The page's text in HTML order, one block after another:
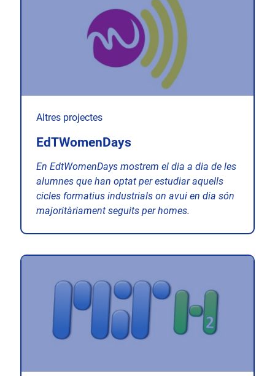
Altres projectes
EdTWomenDays
En EdtWomenDays mostrem el dia a dia de les
alumnes que han optat per estudiar aquells
cicles formatius industrials on avui en dia són
majoritàriament seguits per homes.